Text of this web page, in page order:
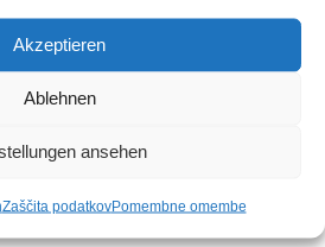
Akzeptieren
Ablehnen
ansehen
Zaščita podatkovPomembne omembe
samostanski
stolpiči - jedra
pokrajine